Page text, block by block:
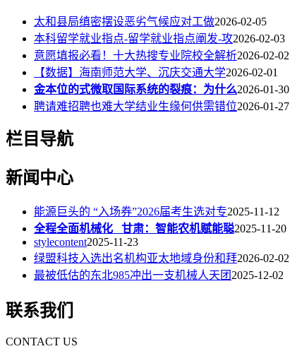
太和县局缜密摆设恶劣气候应对工做2026-02-05
本科留学就业指点-留学就业指点阐发-攻2026-02-03
意愿填报必看！十大热搜专业院校全解析2026-02-02
【数据】海南师范大学、沉庆交通大学2026-02-01
金本位的式微取国际系统的裂痕：为什么2026-01-30
聘请难招聘也难大学结业生缘何供需错位2026-01-27
栏目导航
新闻中心
能源巨头的 “入场券”2026届考生选对专2025-11-12
全程全面机械化 甘肃：智能农机赋能聪2025-11-20
stylecontent2025-11-23
绿盟科技入选出名机构亚太地域身份和拜2026-02-02
最被低估的东北985冲出一支机械人天团2025-12-02
联系我们
CONTACT US